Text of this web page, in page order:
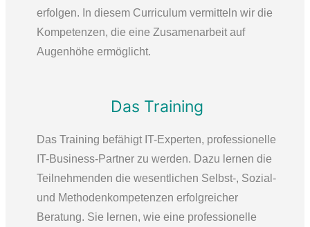
erfolgen. In diesem Curriculum vermitteln wir die
Kompetenzen, die eine Zusamenarbeit auf
Augenhöhe ermöglicht.
Das Training
Das Training befähigt IT-Experten, professionelle
IT-Business-Partner zu werden. Dazu lernen die
Teilnehmenden die wesentlichen Selbst-, Sozial-
und Methodenkompetenzen erfolgreicher
Beratung. Sie lernen, wie eine professionelle